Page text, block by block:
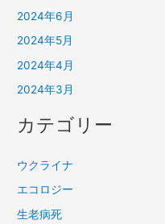
2024年6月
2024年5月
2024年4月
2024年3月
カテゴリー
ウクライナ
エコロジー
生老病死